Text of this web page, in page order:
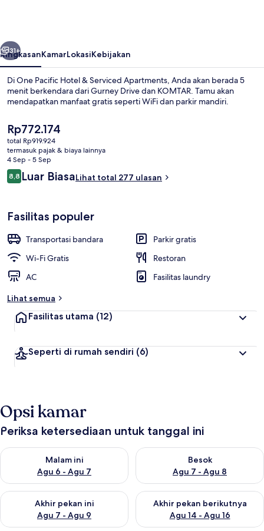
Apartments
Apartemen Keluarga, 2 kamar tidur |
Berikutnya
31+
RingkasanKamarLokasiKebijakan
Di One Pacific Hotel & Serviced Apartments, Anda akan berada 5
menit berkendara dari Gurney Drive dan KOMTAR. Tamu akan
mendapatkan manfaat gratis seperti WiFi dan parkir mandiri.
Harga
saat
ini
Rp772.174
Rp772.174
total Rp919.924
termasuk pajak & biaya lainnya
4 Sep - 5 Sep
Ulasan
8,88,8 dari 10
Luar BiasaLihat total 277 ulasan
Fasilitas populer
Transportasi bandara
Parkir gratis
Wi-Fi Gratis
Restoran
AC
Fasilitas laundry
Lihat semua
Fasilitas utama (12)
Seperti di rumah sendiri (6)
Opsi kamar
Periksa ketersediaan untuk tanggal ini
Malam ini
Agu 6 - Agu 7
Periksa ketersediaan untuk malam ini Agu 6 - Agu 7
Besok
Agu 7 - Agu 8
Periksa ketersediaan untuk
Akhir pekan ini
Agu 7 - Agu 9
Periksa ketersediaan untuk akhir pekan ini Agu 7 - Agu 9
Akhir pekan berikutnya
Agu 14 - Agu 16
Periksa ketersediaan untuk